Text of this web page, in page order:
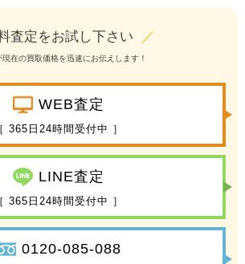
査定をお試し下さい ／
現在の買取価格を迅速にお伝えします！
WEB査定
［ 365日24時間受付中 ］
LINE査定
［ 365日24時間受付中 ］
0120-085-088